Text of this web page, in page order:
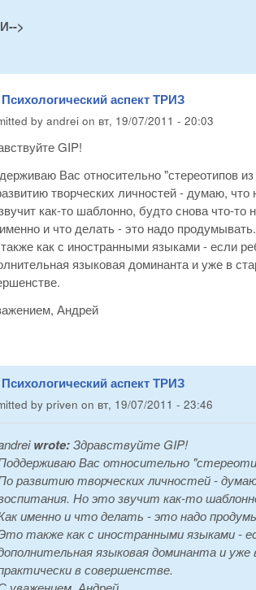
>
аспект ТРИЗ
by andrei on вт, 19/07/2011 - 20:03
GIP!
Вас относительно "стереотипов
творческих личностей - думаю,
как-то шаблонно, будто снова что-то
и что делать - это надо продумывать.
как с иностранными языками - если
языковая доминанта и уже в
Андрей
аспект ТРИЗ
by priven on вт, 19/07/2011 - 23:46
wrote:Здравствуйте GIP!
Вас относительно
развитию творческих личностей -
Но это звучит как-то
именно и что делать - это надо
также как с иностранными языками -
языковая доминанта и
в совершенстве.